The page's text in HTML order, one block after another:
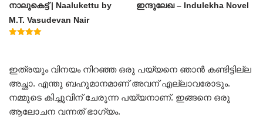
നാലുകെട്ട് | Naalukettu by
M.T. Vasudevan Nair
ഇന്ദുലേഖ – Indulekha Novel
ഇത്രയും വിനയം നിറഞ്ഞ ഒരു പയ്യനെ ഞാൻ കണ്ടിട്ടില്ല
അച്ഛാ. എന്തു ബഹുമാനമാണ് അവന് എല്ലാവരോടും.
നമ്മുടെ കിച്ചുവിന് ചേരുന്ന പയ്യനാണ്. ഇങ്ങനെ ഒരു
ആലോചന വന്നത് ഭാഗ്യം.